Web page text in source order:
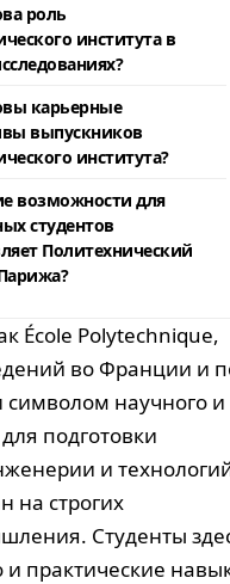
роль
института в
карьерные
выпускников
института?
возможности для
студентов
Политехнический
École Polytechnique,
во Франции и
символом научного и
подготовки
и
на строгих
Студенты
и практические